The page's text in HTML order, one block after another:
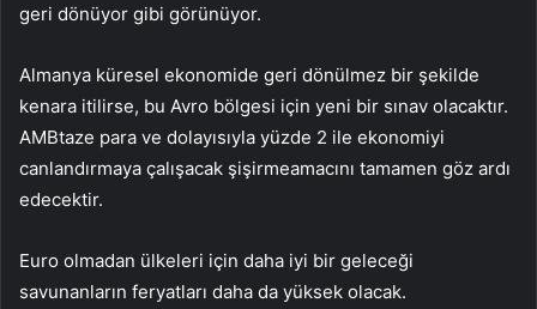
geri dönüyor gibi görünüyor.
Almanya küresel ekonomide geri dönülmez bir şekilde
kenara itilirse, bu Avro bölgesi için yeni bir sınav olacaktır.
AMBtaze para ve dolayısıyla yüzde 2 ile ekonomiyi
canlandırmaya çalışacak şişirmeamacını tamamen göz ardı
edecektir.
Euro olmadan ülkeleri için daha iyi bir geleceği
savunanların feryatları daha da yüksek olacak.